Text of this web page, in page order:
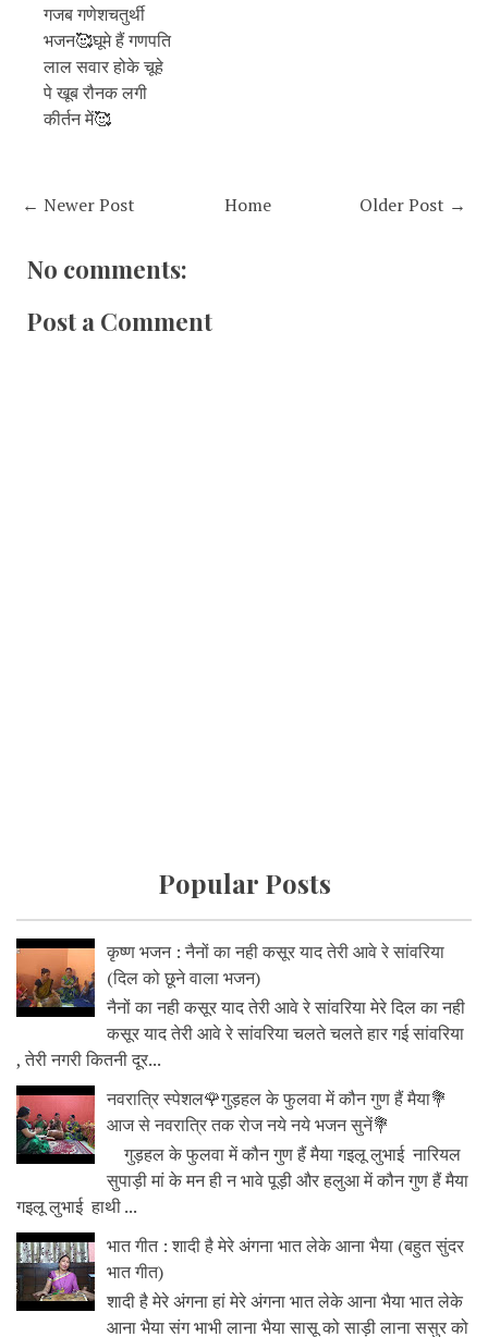
गजब गणेशचतुर्थी
भजन🥰घूमे हैं गणपति
लाल सवार होके चूहे
पे खूब रौनक लगी
कीर्तन में🥰
← Newer Post Older Post →
Home
No comments:
Post a Comment
Popular Posts
कृष्ण भजन : नैनों का नही कसूर याद तेरी आवे रे सांवरिया
(दिल को छूने वाला भजन)
नैनों का नही कसूर याद तेरी आवे रे सांवरिया मेरे दिल का नही
कसूर याद तेरी आवे रे सांवरिया चलते चलते हार गई सांवरिया
, तेरी नगरी कितनी दूर...
नवरात्रि स्पेशल🌹गुड़हल के फुलवा में कौन गुण हैं मैया💐
आज से नवरात्रि तक रोज नये नये भजन सुनें💐
गुड़हल के फुलवा में कौन गुण हैं मैया गइलू लुभाई नारियल
सुपाड़ी मां के मन ही न भावे पूड़ी और हलुआ में कौन गुण हैं मैया
गइलू लुभाई हाथी ...
भात गीत : शादी है मेरे अंगना भात लेके आना भैया (बहुत सुंदर
भात गीत)
शादी है मेरे अंगना हां मेरे अंगना भात लेके आना भैया भात लेके
आना भैया संग भाभी लाना भैया सासू को साड़ी लाना ससुर को